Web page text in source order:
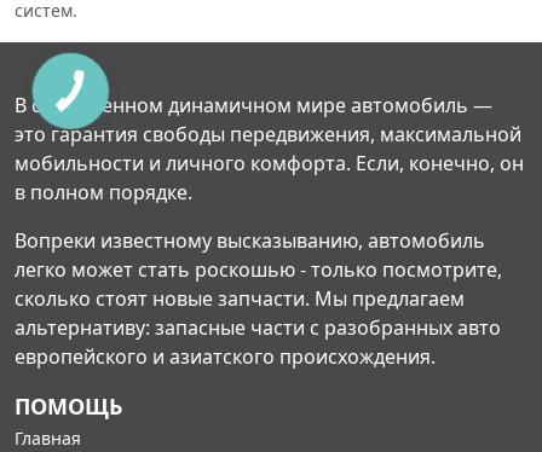
систем.
В современном динамичном мире автомобиль —
это гарантия свободы передвижения, максимальной
мобильности и личного комфорта. Если, конечно, он
в полном порядке.
Вопреки известному высказыванию, автомобиль
легко может стать роскошью - только посмотрите,
сколько стоят новые запчасти. Мы предлагаем
альтернативу: запасные части с разобранных авто
европейского и азиатского происхождения.
ПОМОЩЬ
Главная